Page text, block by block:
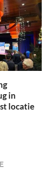
in
locatie